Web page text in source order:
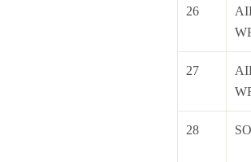
26
27
28